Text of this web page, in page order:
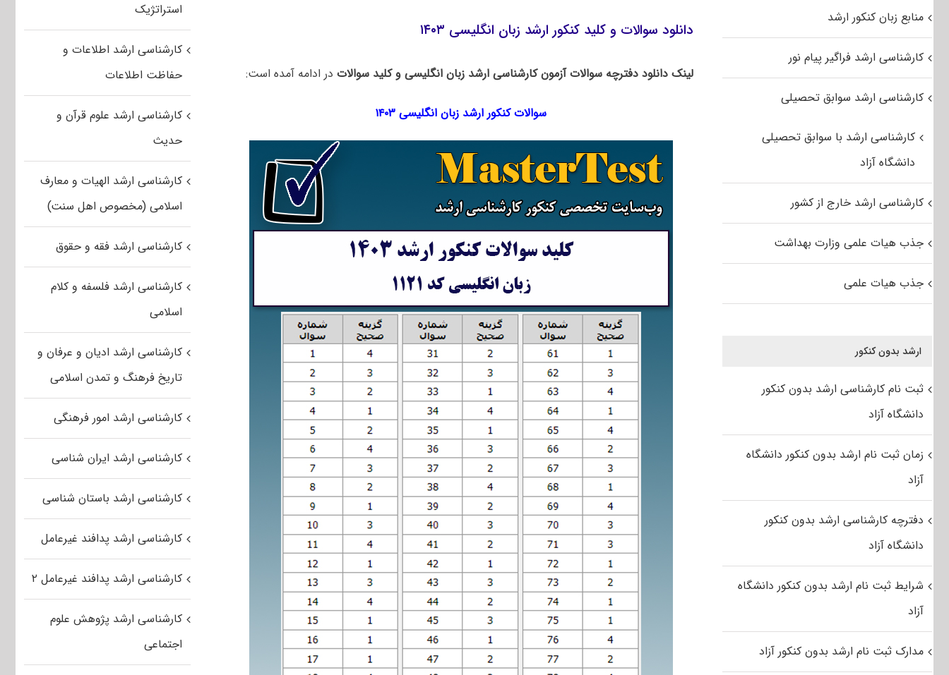
دانلود سوالات و کلید کنکور ارشد زبان انگلیسی ۱۴۰۳
لینک دانلود دفترچه سوالات آزمون کارشناسی ارشد زبان انگلیسی و کلید سوالاتدر ادامه آمده است:
سوالات کنکور ارشد زبان انگلیسی ۱۴۰۳
استراتژیک
کارشناسی ارشد اطلاعات و
حفاظت اطلاعات
کارشناسی ارشد علوم قرآن و
حدیث
کارشناسی ارشد الهیات و معارف
اسلامی (مخصوص اهل سنت)
کارشناسی ارشد فقه و حقوق
کارشناسی ارشد فلسفه و کلام
اسلامی
کارشناسی ارشد ادیان و عرفان و
تاریخ فرهنگ و تمدن اسلامی
کارشناسی ارشد امور فرهنگی
کارشناسی ارشد ایران شناسی
کارشناسی ارشد باستان شناسی
کارشناسی ارشد پدافند غیرعامل
کارشناسی ارشد پدافند غیرعامل ۲
کارشناسی ارشد پژوهش علوم
اجتماعی
منابع زبان کنکور ارشد
کارشناسی ارشد فراگیر پیام نور
کارشناسی ارشد سوابق تحصیلی
کارشناسی ارشد با سوابق تحصیلی
دانشگاه آزاد
کارشناسی ارشد خارج از کشور
جذب هیات علمی وزارت بهداشت
جذب هیات علمی
ارشد بدون کنکور
ثبت نام کارشناسی ارشد بدون کنکور
دانشگاه آزاد
زمان ثبت نام ارشد بدون کنکور دانشگاه
آزاد
دفترچه کارشناسی ارشد بدون کنکور
دانشگاه آزاد
شرایط ثبت نام ارشد بدون کنکور دانشگاه
آزاد
مدارک ثبت نام ارشد بدون کنکور آزاد